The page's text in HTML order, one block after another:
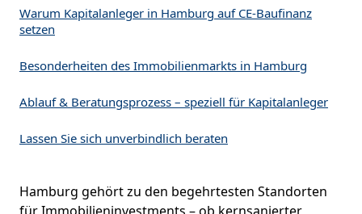
Warum Kapitalanleger in Hamburg auf CE-Baufinanz
setzen
Besonderheiten des Immobilienmarkts in Hamburg
Ablauf & Beratungsprozess – speziell für Kapitalanleger
Lassen Sie sich unverbindlich beraten
Hamburg gehört zu den begehrtesten Standorten